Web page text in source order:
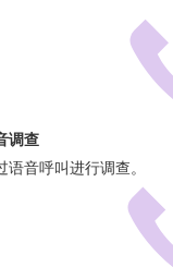
调查
语音呼叫进行调查。